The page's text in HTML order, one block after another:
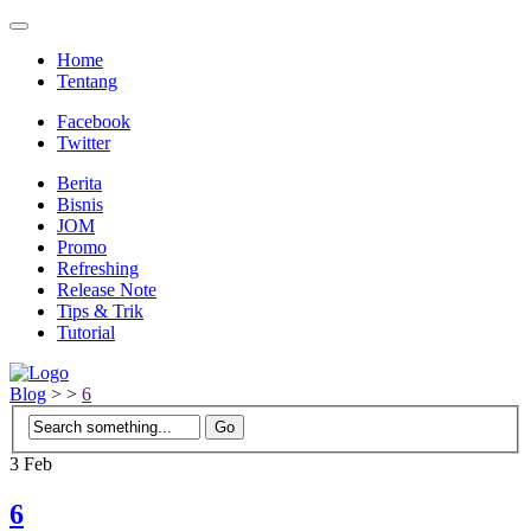
Home
Tentang
Facebook
Twitter
Berita
Bisnis
JOM
Promo
Refreshing
Release Note
Tips & Trik
Tutorial
Blog > > 6
3 Feb
6